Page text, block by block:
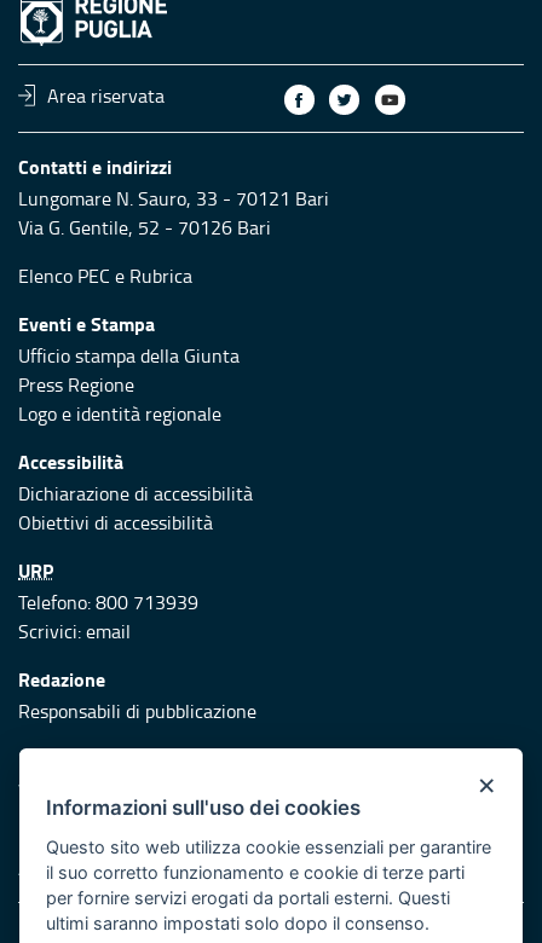
Area riservata
Contatti e indirizzi
Lungomare N. Sauro, 33 - 70121 Bari
Via G. Gentile, 52 - 70126 Bari
Elenco PEC e Rubrica
Eventi e Stampa
Ufficio stampa della Giunta
Press Regione
Logo e identità regionale
Accessibilità
Dichiarazione di accessibilità
Obiettivi di accessibilità
URP
Telefono: 800 713939
Scrivici:email
Redazione
Responsabili di pubblicazione
Protezione civile
Vai al sito di Protezione Civile Puglia
Iniziativa finanziata con risorse del POR Puglia 2014/2020 -
Asse XI
Note legali
×
Informazioni sull'uso dei cookies
Questo sito web utilizza cookie essenziali per garantire
il suo corretto funzionamento e cookie di terze parti
per fornire servizi erogati da portali esterni. Questi
ultimi saranno impostati solo dopo il consenso.